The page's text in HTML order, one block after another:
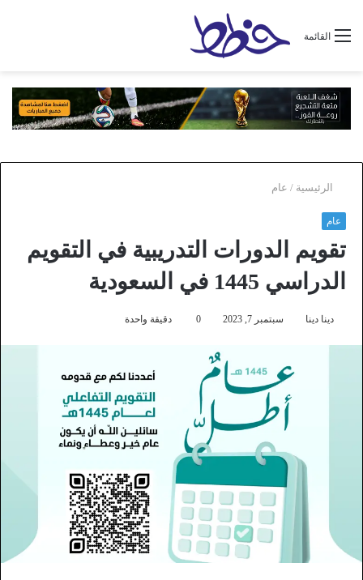
القائمة
الرئيسية / عام
عام
تقويم الدورات التدريبية في التقويم
الدراسي 1445 في السعودية
دينا دينا سبتمبر 7, 2023 0 دقيقة واحدة